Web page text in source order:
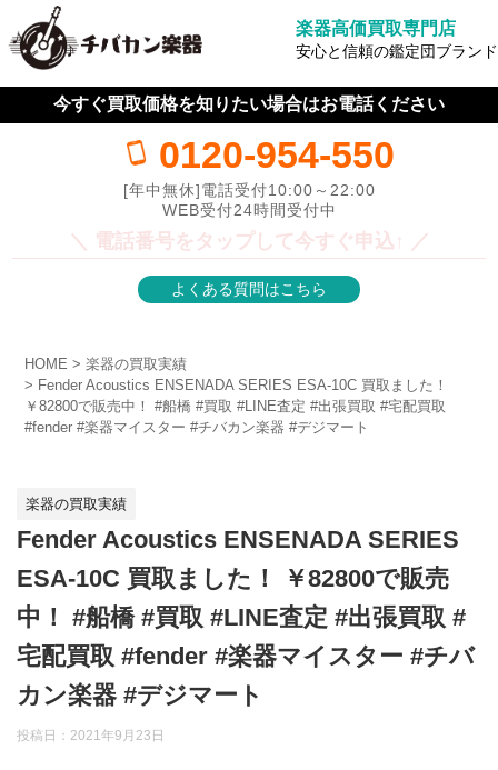
楽器高価買取専門店
安心と信頼の鑑定団ブランド
今すぐ買取価格を知りたい場合はお電話ください
0120-954-550
[年中無休]電話受付10:00～22:00
WEB受付24時間受付中
＼ 電話番号をタップして今すぐ申込↑ ／
よくある質問はこちら
HOME
楽器の買取実績
Fender Acoustics ENSENADA SERIES ESA-10C 買取ました！
￥82800で販売中！ #船橋 #買取 #LINE査定 #出張買取 #宅配買取
#fender #楽器マイスター #チバカン楽器 #デジマート
楽器の買取実績
Fender Acoustics ENSENADA SERIES
ESA-10C 買取ました！ ￥82800で販売
中！ #船橋 #買取 #LINE査定 #出張買取 #
宅配買取 #fender #楽器マイスター #チバ
カン楽器 #デジマート
投稿日： 2021年9月23日